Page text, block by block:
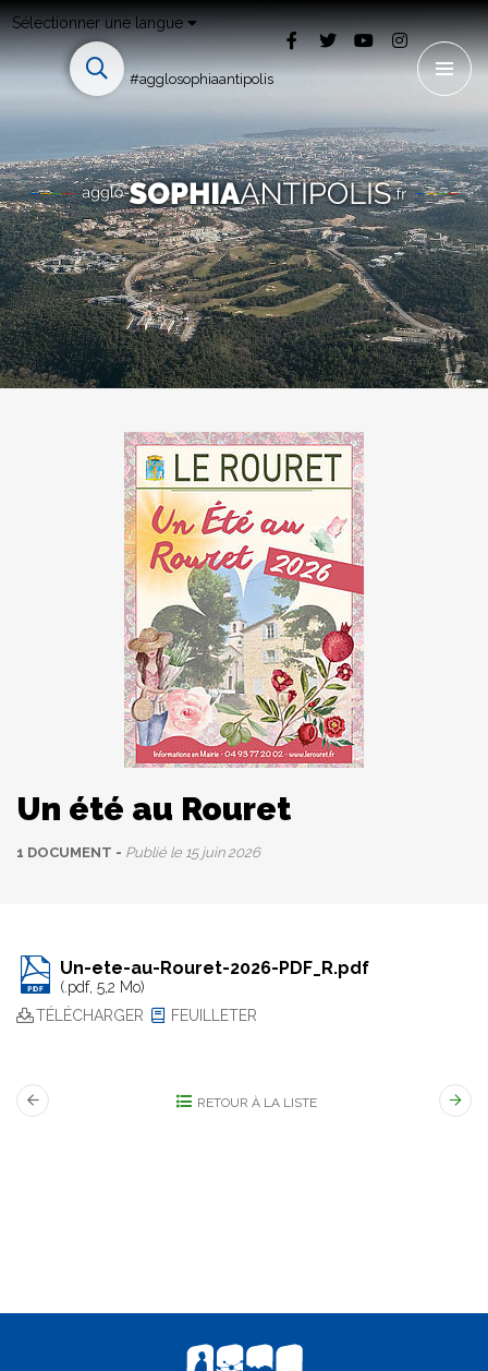
Sélectionner une langue
#agglosophiaantipolis
Un été au Rouret
1 DOCUMENT Publié le 15 juin 2026
Un-ete-au-Rouret-2026-PDF_R.pdf
(.pdf, 5,2 Mo)
TÉLÉCHARGER
FEUILLETER
RETOUR À LA LISTE